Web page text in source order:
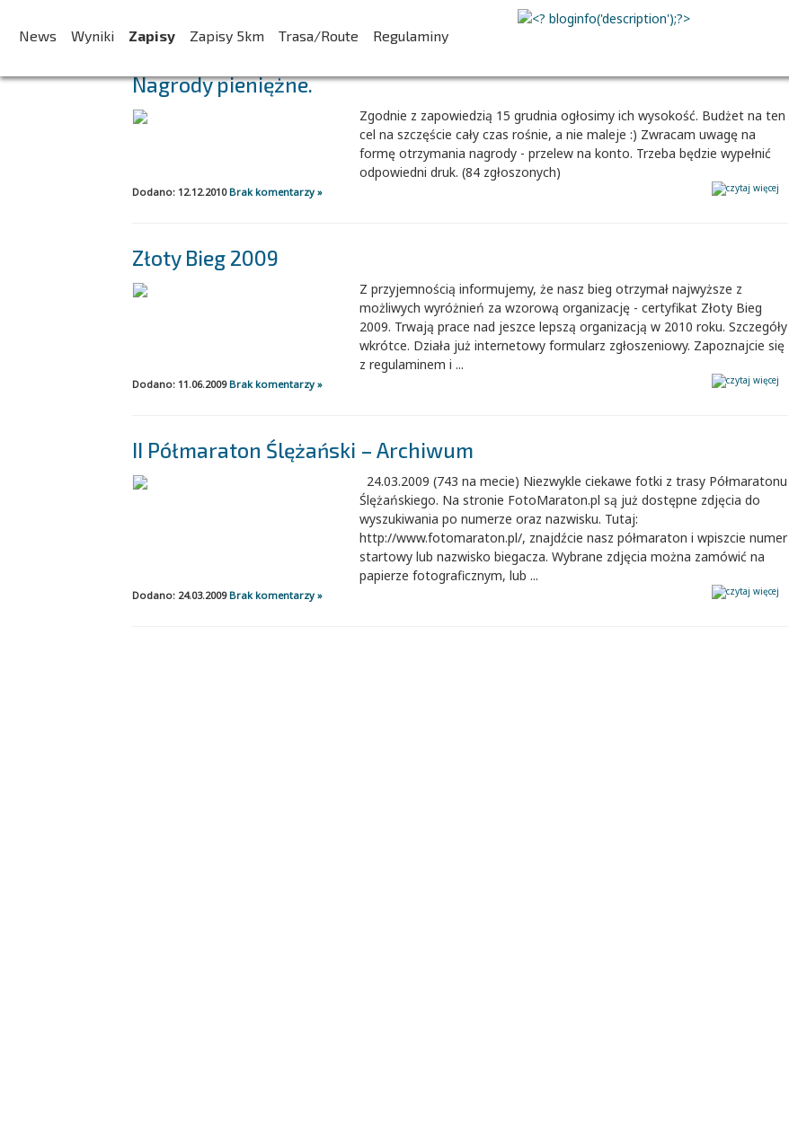
News Wyniki Zapisy Zapisy 5km Trasa/Route Regulaminy
godz. min.
AKTUALNOŚCI:
Nagrody pieniężne.
Zgodnie z zapowiedzią 15 grudnia ogłosimy ich wysokość. Budżet na ten
cel na szczęście cały czas rośnie, a nie maleje :) Zwracam uwagę na
formę otrzymania nagrody - przelew na konto. Trzeba będzie wypełnić
odpowiedni druk. (84 zgłoszonych)
Dodano: 12.12.2010 Brak komentarzy »
Złoty Bieg 2009
Z przyjemnością informujemy, że nasz bieg otrzymał najwyższe z
możliwych wyróżnień za wzorową organizację - certyfikat Złoty Bieg
2009. Trwają prace nad jeszce lepszą organizacją w 2010 roku. Szczegóły
wkrótce. Działa już internetowy formularz zgłoszeniowy. Zapoznajcie się
z regulaminem i ...
Dodano: 11.06.2009 Brak komentarzy »
II Półmaraton Ślężański – Archiwum
24.03.2009 (743 na mecie) Niezwykle ciekawe fotki z trasy Półmaratonu
Ślężańskiego. Na stronie FotoMaraton.pl są już dostępne zdjęcia do
wyszukiwania po numerze oraz nazwisku. Tutaj:
http://www.fotomaraton.pl/, znajdźcie nasz półmaraton i wpiszcie numer
startowy lub nazwisko biegacza. Wybrane zdjęcia można zamówić na
papierze fotograficznym, lub ...
Dodano: 24.03.2009 Brak komentarzy »